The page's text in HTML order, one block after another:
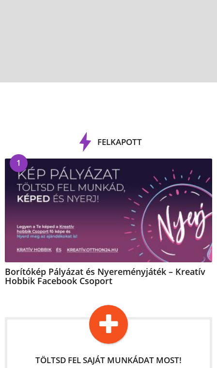
FELKAPOTT
1
Borítókép Pályázat és Nyereményjáték – Kreatív
Hobbik Facebook Csoport
TÖLTSD FEL SAJÁT MUNKÁDAT MOST!